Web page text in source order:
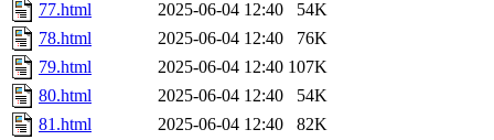
77.html
2025-06-04 12:40
54K
78.html
2025-06-04 12:40
76K
79.html
2025-06-04 12:40 107K
80.html
2025-06-04 12:40
54K
81.html
2025-06-04 12:40
82K